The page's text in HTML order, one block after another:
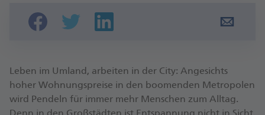
Leben im Umland, arbeiten in der City: Angesichts
hoher Wohnungspreise in den boomenden Metropolen
wird Pendeln für immer mehr Menschen zum Alltag.